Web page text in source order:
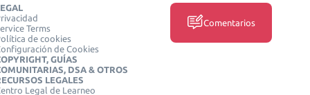
Terms
de cookies
de Cookies
GUÍAS
DSA & OTROS
LEGALES
Legal de Learneo
Comentarios